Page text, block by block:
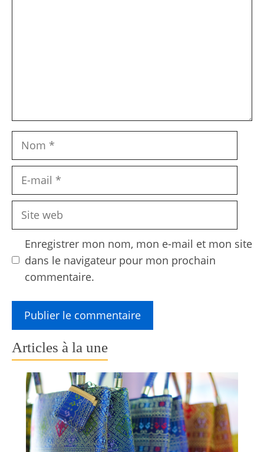
Nom
Site
Enregistrer mon nom, mon e-mail et mon site
dans le navigateur pour mon prochain
commentaire.
Articles à la une